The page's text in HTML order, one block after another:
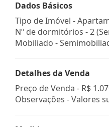
Dados Básicos
Tipo de Imóvel -
Nº de dormitórios - 2
Mobiliado -
Detalhes da Venda
Preço de Venda - R$
Observações - Valores